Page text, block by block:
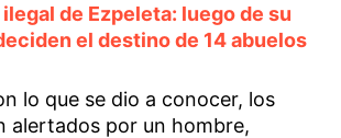
de Ezpeleta: luego de su
el destino de 14 abuelos
lo que se dio a conocer, los
alertados por un hombre,